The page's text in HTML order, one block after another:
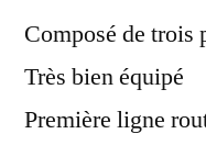
Composé de trois
Très bien équipé
Première ligne